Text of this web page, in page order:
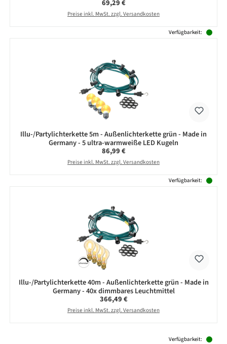
Regulärer Preis:
69,29 €
Preise inkl. MwSt. zzgl. Versandkosten
Verfügbarkeit:
Illu-/Partylichterkette 5m - Außenlichterkette grün - Made in
Germany - 5 ultra-warmweiße LED Kugeln
Regulärer Preis:
86,99 €
Preise inkl. MwSt. zzgl. Versandkosten
Verfügbarkeit:
Illu-/Partylichterkette 40m - Außenlichterkette grün - Made in
Germany - 40x dimmbares Leuchtmittel
Regulärer Preis:
366,49 €
Preise inkl. MwSt. zzgl. Versandkosten
Verfügbarkeit: